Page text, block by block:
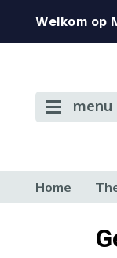
Welkom op
menu
Home
TERUG NAAR